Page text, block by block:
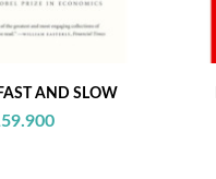
AND SLOW